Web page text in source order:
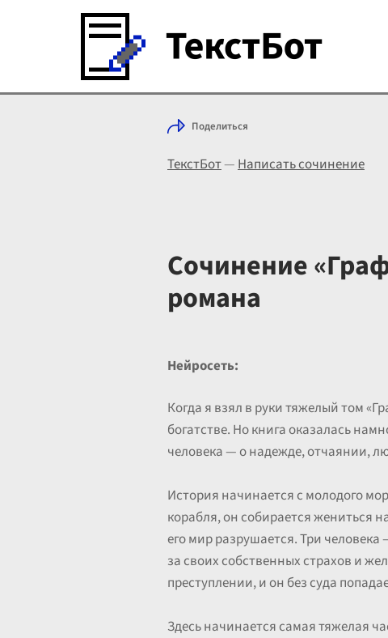
Поделиться
ТекстБот—Написать сочинение
Сочинение
романа
Нейросеть:
Когда я взял в руки тяжелый том
богатстве. Но книга оказалась
человека — о надежде, отчаянии,
История начинается с молодого
корабля, он собирается жениться
его мир разрушается. Три
за своих собственных страхов и
преступлении, и он без суда
Здесь начинается самая тяжелая